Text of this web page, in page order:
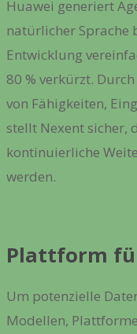
Huawei generiert
natürlicher Sprache
Entwicklung
80 % verkürzt.
von Fähigkeiten,
stellt Nexent sicher,
kontinuierliche
werden.
Plattform
Um potenzielle
Modellen,